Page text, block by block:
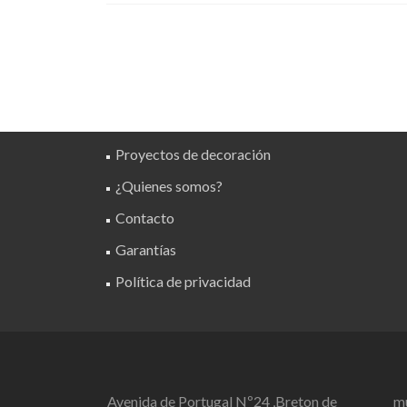
Proyectos de decoración
¿Quienes somos?
Contacto
Garantías
Política de privacidad
Avenida de Portugal Nº24 ,Breton de